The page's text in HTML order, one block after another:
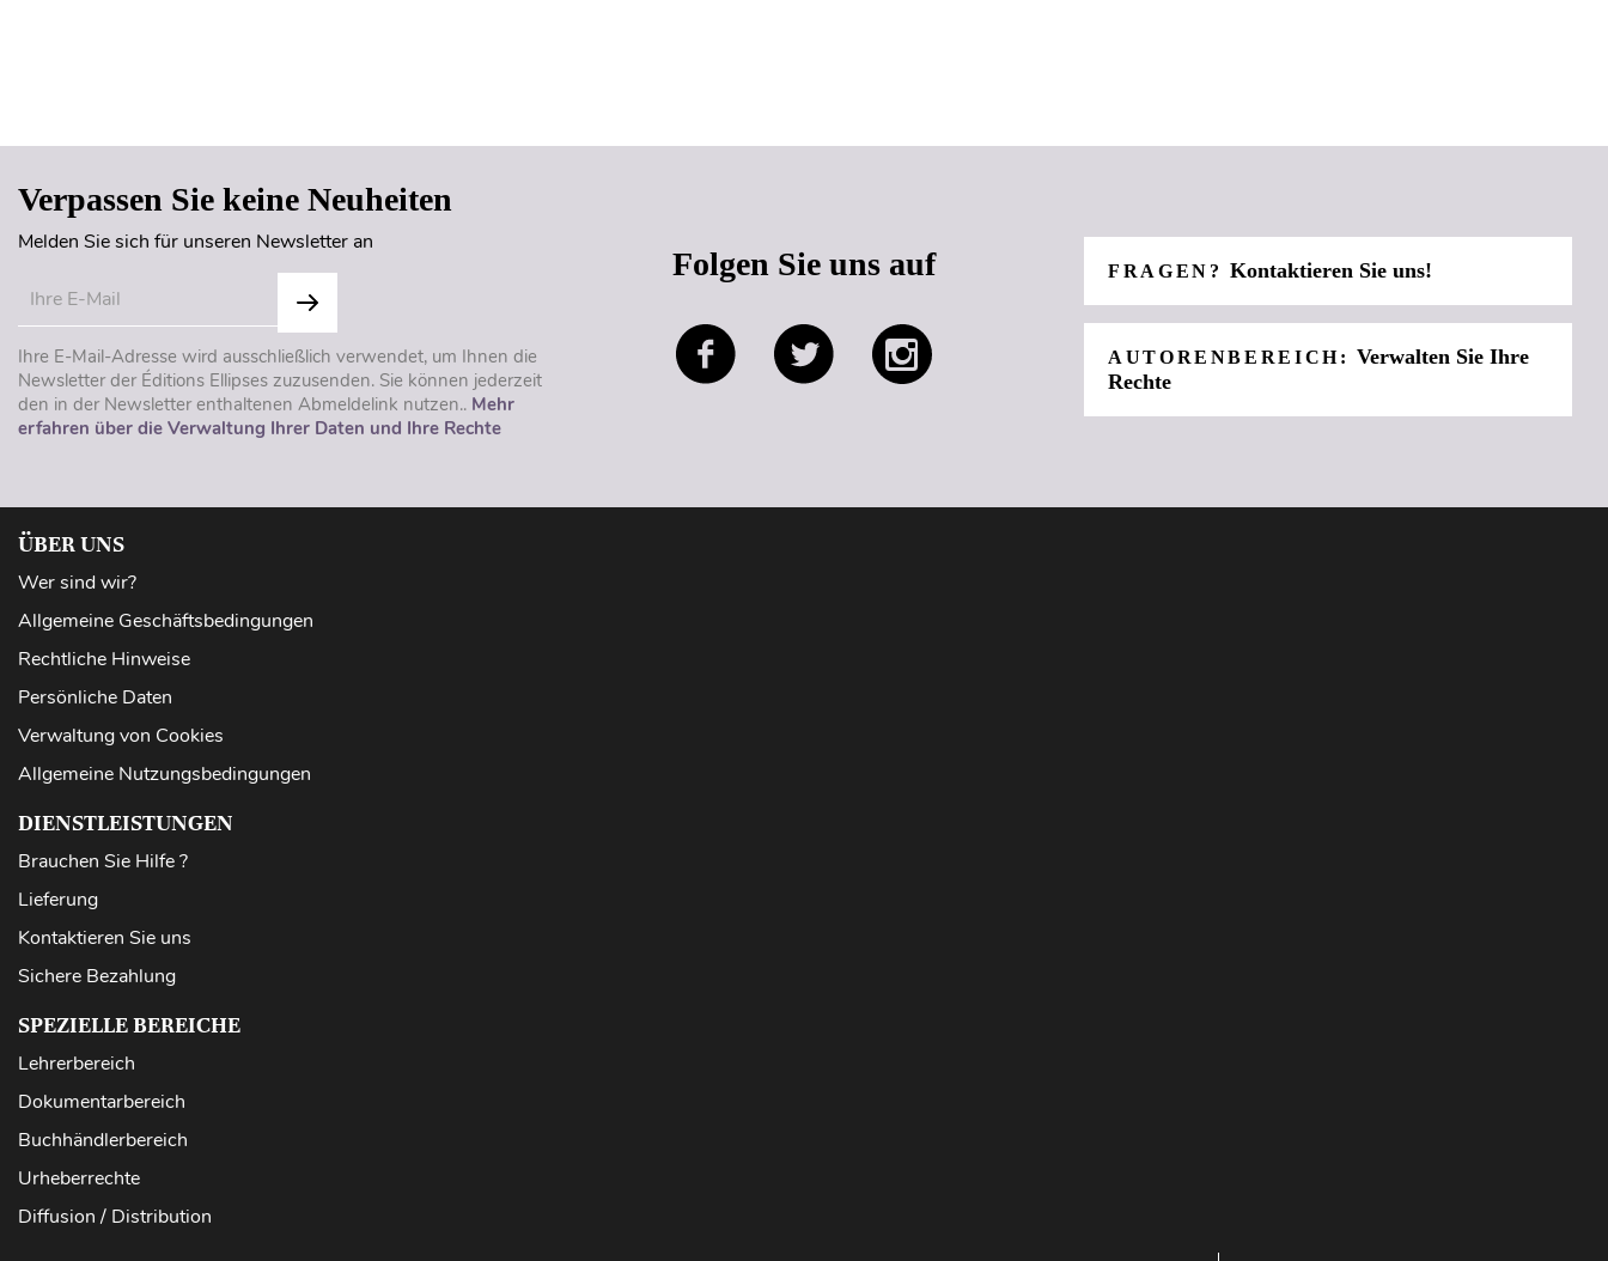
Verpassen Sie keine Neuheiten
Melden Sie sich für unseren Newsletter an
Ihre E-Mail-Adresse wird ausschließlich verwendet, um Ihnen die
Newsletter der Éditions Ellipses zuzusenden. Sie können jederzeit
den in der Newsletter enthaltenen Abmeldelink nutzen.. Mehr
erfahren über die Verwaltung Ihrer Daten und Ihre Rechte
Folgen Sie uns auf FRAGEN?Kontaktieren Sie uns!
AUTORENBEREICH:Verwalten Sie Ihre
Rechte
ÜBER UNS
Wer sind wir?
Allgemeine Geschäftsbedingungen
Rechtliche Hinweise
Persönliche Daten
Verwaltung von Cookies
Allgemeine Nutzungsbedingungen
DIENSTLEISTUNGEN
Brauchen Sie Hilfe ?
Lieferung
Kontaktieren Sie uns
Sichere Bezahlung
SPEZIELLE BEREICHE
Lehrerbereich
Dokumentarbereich
Buchhändlerbereich
Urheberrechte
Diffusion / Distribution